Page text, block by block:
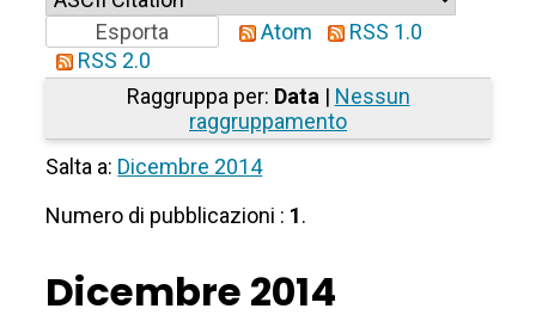
Atom
RSS 1.0
RSS 2.0
Raggruppa per: Data| Nessun
raggruppamento
Salta a: Dicembre 2014
Numero di pubblicazioni : 1.
Dicembre 2014